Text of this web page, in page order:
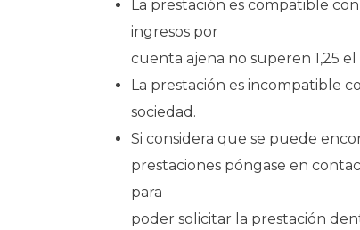
La prestación es compatible
ingresos por
cuenta ajena no superen 1,25 el
La prestación es incompatible
sociedad.
Si considera que se puede
prestaciones póngase en
para
poder solicitar la prestación